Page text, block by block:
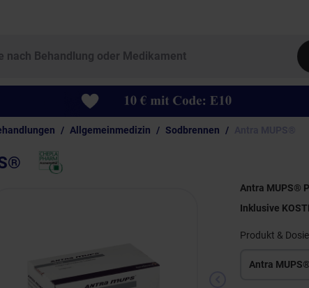
Allgemeinmedizin Sodbrennen
Antra MUPS®
Inklusive
Produkt &
Antra